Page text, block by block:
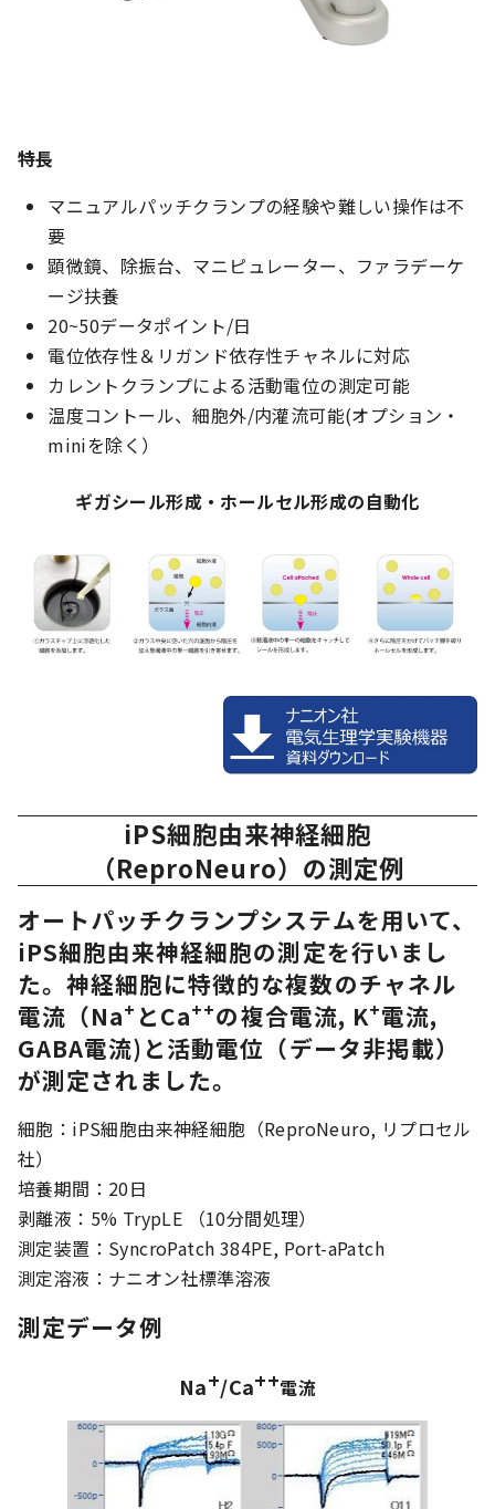
特長
マニュアルパッチクランプの経験や難しい操作は不
要
顕微鏡、除振台、マニピュレーター、ファラデーケ
ージ扶養
20~50データポイント/日
電位依存性＆リガンド依存性チャネルに対応
カレントクランプによる活動電位の測定可能
温度コントール、細胞外/内灌流可能(オプション・
miniを除く）
ギガシール形成・ホールセル形成の自動化
iPS細胞由来神経細胞
（ReproNeuro）の測定例
オートパッチクランプシステムを用いて、
iPS細胞由来神経細胞の測定を行いまし
た。神経細胞に特徴的な複数のチャネル
電流（Na+ とCa++の複合電流, K+電流,
GABA電流)と活動電位（データ非掲載）
が測定されました。
細胞：iPS細胞由来神経細胞（ReproNeuro, リプロセル
社）
培養期間：20日
剥離液：5% TrypLE （10分間処理）
測定装置：SyncroPatch 384PE, Port-aPatch
測定溶液：ナニオン社標準溶液
測定データ例
Na+/Ca++電流